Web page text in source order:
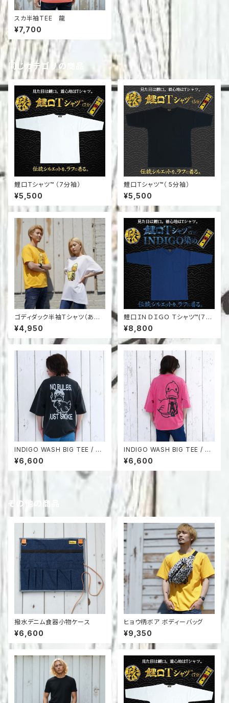
スカ半袖TEE 龍
¥7,700
同じカテゴリの商品
鯉口Tシャツ™ （7分袖）
¥5,500
鯉口Tシャツ™（ 5分袖）
¥5,500
ゴディダック半袖Ｔシャツ（あひ
る）
¥4,950
鯉口ＩＮＤＩＧＯ Ｔシャツ™(７
分)
¥8,800
INDIGO WASH BIG TEE / W
ARU-DUCK
¥6,600
INDIGO WASH BIG TEE / G
ODDY-DUCK
¥6,600
その他の商品
撥水デニム食器小物ケース
¥6,600
ヒョウ柄ボア ボディーバッグ
¥9,350